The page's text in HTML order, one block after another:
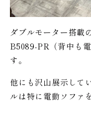
ダブルモーター搭載
B5089-PR（背中も
す。
他にも沢山展示して
ルは特に電動ソファ